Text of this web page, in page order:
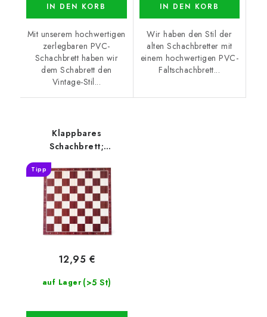
IN DEN KORB
Mit unserem hochwertigen
zerlegbaren PVC-
Schachbrett haben wir
dem Schabrett den
Vintage-Stil...
IN DEN KORB
Wir haben den Stil der
alten Schachbretter mit
einem hochwertigen PVC-
Faltschachbrett...
Klappbares
Schachbrett;
Tipp
auf Lager (>5 St)
12,95 €